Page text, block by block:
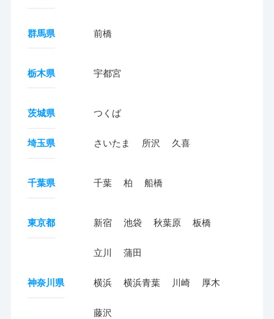
群馬県 前橋
栃木県 宇都宮
茨城県 つくば
埼玉県 さいたま 所沢 久喜
千葉県 千葉 柏 船橋
東京都 新宿 池袋 秋葉原 板橋
立川 蒲田
神奈川県 横浜 横浜青葉 川崎 厚木
藤沢